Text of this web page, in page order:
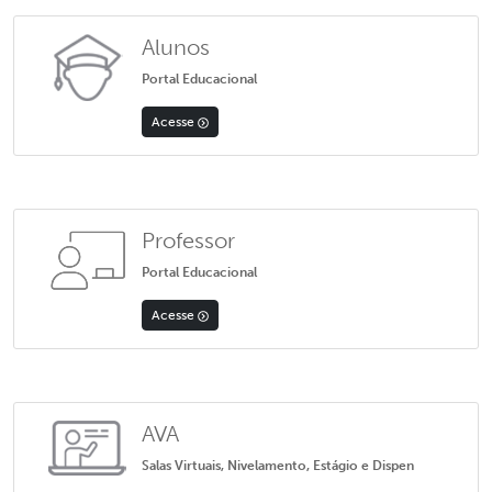
Alunos
Portal Educacional
Acesse
Professor
Portal Educacional
Acesse
AVA
Salas Virtuais, Nivelamento, Estágio e Dispen